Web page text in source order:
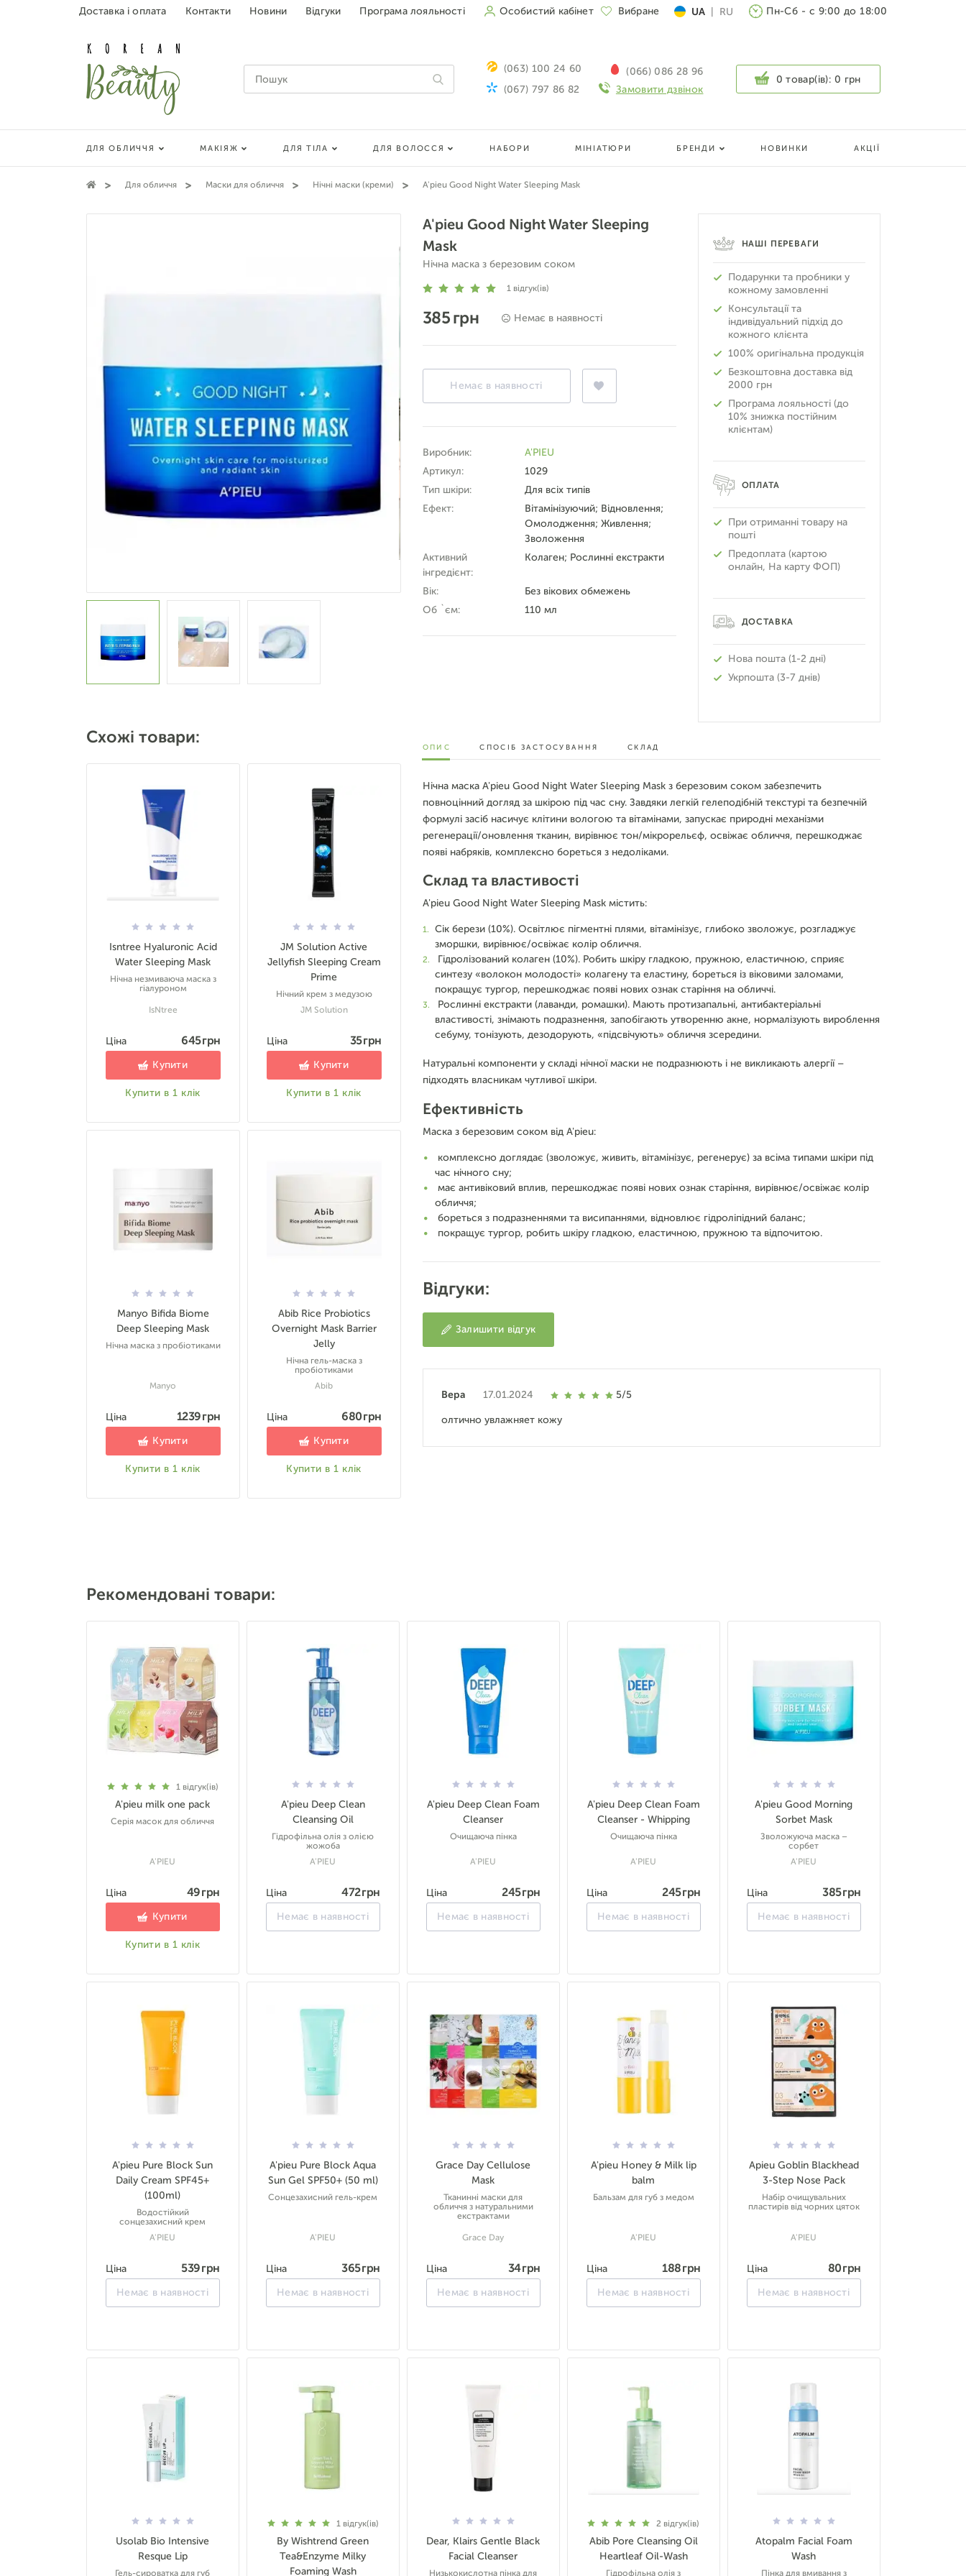
Доставка і оплата Контакти Новини Відгуки Програма лояльності Особистий кабінет Вибране UA RU Пн-Сб - с 9:00 до 18:00
(063) 100 24 60
(066) 086 28 96
(067) 797 86 82
Замовити дзвінок
0 товар(ів): 0 грн
ДЛЯ ОБЛИЧЧЯ МАКІЯЖ ДЛЯ ТІЛА ДЛЯ ВОЛОССЯ НАБОРИ МІНІАТЮРИ БРЕНДИ НОВИНКИ АКЦІЇ
Для обличчя Маски для обличчя Нічні маски (креми) A'pieu Good Night Water Sleeping Mask
Схожі товари:
Isntree Hyaluronic Acid
Water Sleeping Mask
Нічна незмиваюча маска з
гіалуроном
IsNtree
Ціна 645 грн
Купити
Купити в 1 клік
JM Solution Active
Jellyfish Sleeping Cream
Prime
Нічний крем з медузою
JM Solution
Ціна 35 грн
Купити
Купити в 1 клік
Manyo Bifida Biome
Deep Sleeping Mask
Нічна маска з пробіотиками
Manyo
Ціна 1239 грн
Купити
Купити в 1 клік
Abib Rice Probiotics
Overnight Mask Barrier
Jelly
Нічна гель-маска з
пробіотиками
Abib
Ціна 680 грн
Купити
Купити в 1 клік
A'pieu Good Night Water Sleeping
Mask
Нічна маска з березовим соком
1 відгук(ів)
385 грн Немає в наявності
Немає в наявності
Виробник:
A'PIEU
Артикул:
1029
Тип шкіри:
Для всіх типів
Ефект:
Вітамінізуючий; Відновлення;
Омолодження; Живлення;
Зволоження
Активний
інгредієнт:
Колаген; Рослинні екстракти
Вік:
Без вікових обмежень
Об `єм:
110 мл
НАШІ ПЕРЕВАГИ
Подарунки та пробники у
кожному замовленні
Консультації та
індивідуальний підхід до
кожного клієнта
100% оригінальна продукція
Безкоштовна доставка від
2000 грн
Програма лояльності (до
10% знижка постійним
клієнтам)
ОПЛАТА
При отриманні товару на
пошті
Предоплата (картою
онлайн, На карту ФОП)
ДОСТАВКА
Нова пошта (1-2 дні)
Укрпошта (3-7 днів)
ОПИС СПОСІБ ЗАСТОСУВАННЯ СКЛАД
Нічна маска A'pieu Good Night Water Sleeping Mask з березовим соком забезпечить
повноцінний догляд за шкірою під час сну. Завдяки легкій гелеподібній текстурі та безпечній
формулі засіб насичує клітини вологою та вітамінами, запускає природні механізми
регенерації/оновлення тканин, вирівнює тон/мікрорельєф, освіжає обличчя, перешкоджає
появі набряків, комплексно бореться з недоліками.
Склад та властивості
A'pieu Good Night Water Sleeping Mask містить:
Сік берези (10%). Освітлює пігментні плями, вітамінізує, глибоко зволожує, розгладжує
зморшки, вирівнює/освіжає колір обличчя.
Гідролізований колаген (10%). Робить шкіру гладкою, пружною, еластичною, сприяє
синтезу «волокон молодості» колагену та еластину, бореться із віковими заломами,
покращує тургор, перешкоджає появі нових ознак старіння на обличчі.
Рослинні екстракти (лаванди, ромашки). Мають протизапальні, антибактеріальні
властивості, знімають подразнення, запобігають утворенню акне, нормалізують вироблення
себуму, тонізують, дезодорують, «підсвічують» обличчя зсередини.
Натуральні компоненти у складі нічної маски не подразнюють і не викликають алергії –
підходять власникам чутливої шкіри.
Ефективність
Маска з березовим соком від A'pieu:
комплексно доглядає (зволожує, живить, вітамінізує, регенерує) за всіма типами шкіри під
час нічного сну;
має антивіковий вплив, перешкоджає появі нових ознак старіння, вирівнює/освіжає колір
обличчя;
бореться з подразненнями та висипаннями, відновлює гідроліпідний баланс;
покращує тургор, робить шкіру гладкою, еластичною, пружною та відпочитою.
Відгуки:
Залишити відгук
Вера 17.01.2024 5/5
олтично увлажняет кожу
Рекомендовані товари:
1 відгук(ів)
A'pieu milk one pack
Серія масок для обличчя
A'PIEU
Ціна 49 грн
Купити
Купити в 1 клік
A'pieu Deep Clean
Cleansing Oil
Гідрофільна олія з олією
жожоба
A'PIEU
Ціна 472 грн
Немає в наявності
A'pieu Deep Clean Foam
Cleanser
Очищаюча пінка
A'PIEU
Ціна 245 грн
Немає в наявності
A'pieu Deep Clean Foam
Cleanser - Whipping
Очищаюча пінка
A'PIEU
Ціна 245 грн
Немає в наявності
A'pieu Good Morning
Sorbet Mask
Зволожуюча маска –
сорбет
A'PIEU
Ціна 385 грн
Немає в наявності
A'pieu Pure Block Sun
Daily Cream SPF45+
(100ml)
Водостійкий
сонцезахисний крем
A'PIEU
Ціна 539 грн
Немає в наявності
A'pieu Pure Block Aqua
Sun Gel SPF50+ (50 ml)
Сонцезахисний гель-крем
A'PIEU
Ціна 365 грн
Немає в наявності
Grace Day Cellulose
Mask
Тканинні маски для
обличчя з натуральними
екстрактами
Grace Day
Ціна 34 грн
Немає в наявності
A'pieu Honey & Milk lip
balm
Бальзам для губ з медом
A'PIEU
Ціна 188 грн
Немає в наявності
Apieu Goblin Blackhead
3-Step Nose Pack
Набір очищувальних
пластирів від чорних цяток
A'PIEU
Ціна 80 грн
Немає в наявності
Usolab Bio Intensive
Resque Lip
Гель-сироватка для губ
1 відгук(ів)
By Wishtrend Green
Tea&Enzyme Milky
Foaming Wash
Dear, Klairs Gentle Black
Facial Cleanser
Низькокислотна пінка для
2 відгук(ів)
Abib Pore Cleansing Oil
Heartleaf Oil-Wash
Гідрофільна олія з
Atopalm Facial Foam
Wash
Пінка для вмивання з